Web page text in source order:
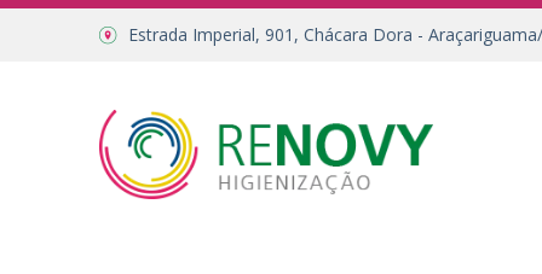
Estrada Imperial, 901, Chácara Dora -